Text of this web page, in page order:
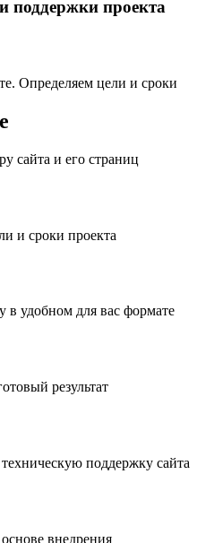
поддержки проекта
Определяем цели и сроки
сайта и его страниц
и сроки проекта
в удобном для вас формате
результат
поддержку сайта
внедрения